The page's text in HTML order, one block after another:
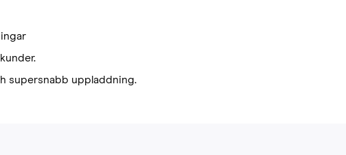
supersnabb uppladdning.